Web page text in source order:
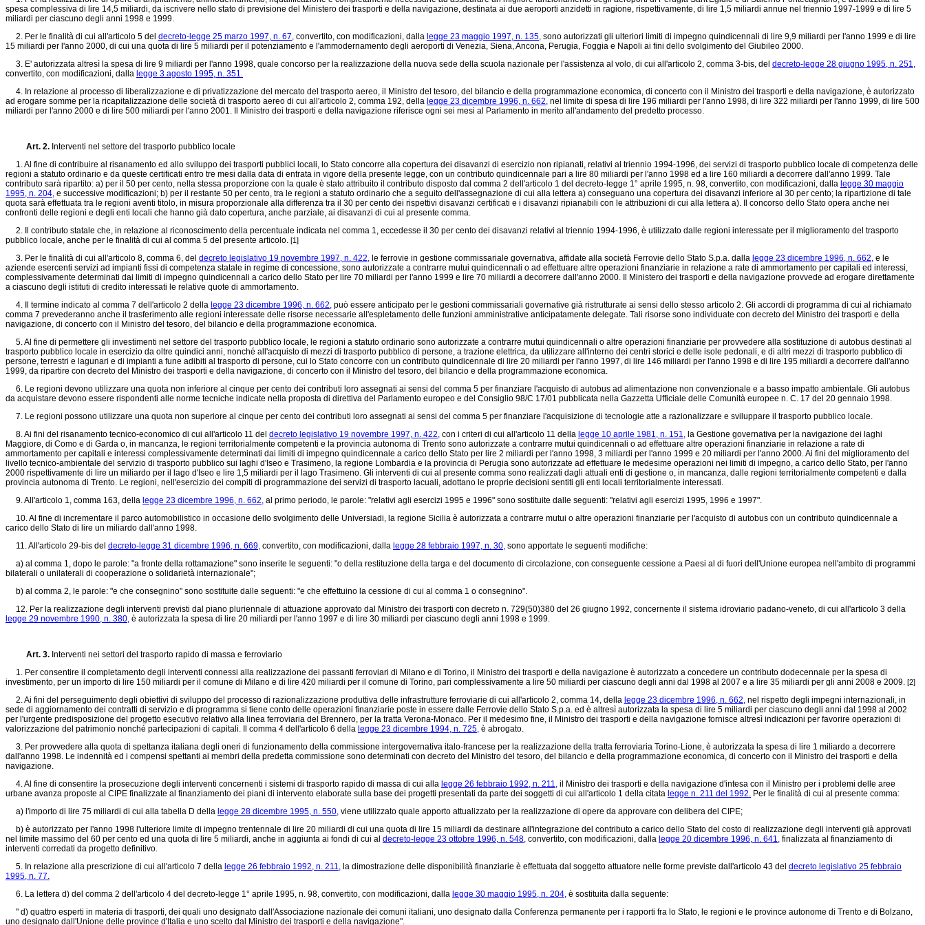
spesa complessiva di lire 14,5 miliardi, da iscrivere nello stato di previsione del Ministero dei trasporti e della navigazione, destinata ai due aeroporti anzidetti in ragione, rispettivamente, di lire 1,5 miliardi annue nel triennio 1997-1999 e di lire 5
miliardi per ciascuno degli anni 1998 e 1999.
2. Per le finalità di cui all'articolo 5 del decreto-legge 25 marzo 1997, n. 67, convertito, con modificazioni, dalla legge 23 maggio 1997, n. 135, sono autorizzati gli ulteriori limiti di impegno quindicennali di lire 9,9 miliardi per l'anno 1999 e di lire
15 miliardi per l'anno 2000, di cui una quota di lire 5 miliardi per il potenziamento e l'ammodernamento degli aeroporti di Venezia, Siena, Ancona, Perugia, Foggia e Napoli ai fini dello svolgimento del Giubileo 2000.
3. E' autorizzata altresì la spesa di lire 9 miliardi per l'anno 1998, quale concorso per la realizzazione della nuova sede della scuola nazionale per l'assistenza al volo, di cui all'articolo 2, comma 3-bis, del decreto-legge 28 giugno 1995, n. 251,
convertito, con modificazioni, dalla legge 3 agosto 1995, n. 351.
4. In relazione al processo di liberalizzazione e di privatizzazione del mercato del trasporto aereo, il Ministro del tesoro, del bilancio e della programmazione economica, di concerto con il Ministro dei trasporti e della navigazione, è autorizzato
ad erogare somme per la ricapitalizzazione delle società di trasporto aereo di cui all'articolo 2, comma 192, della legge 23 dicembre 1996, n. 662, nel limite di spesa di lire 196 miliardi per l'anno 1998, di lire 322 miliardi per l'anno 1999, di lire 500
miliardi per l'anno 2000 e di lire 500 miliardi per l'anno 2001. Il Ministro dei trasporti e della navigazione riferisce ogni sei mesi al Parlamento in merito all'andamento del predetto processo.
Art. 2. Interventi nel settore del trasporto pubblico locale
1. Al fine di contribuire al risanamento ed allo sviluppo dei trasporti pubblici locali, lo Stato concorre alla copertura dei disavanzi di esercizio non ripianati, relativi al triennio 1994-1996, dei servizi di trasporto pubblico locale di competenza delle
regioni a statuto ordinario e da queste certificati entro tre mesi dalla data di entrata in vigore della presente legge, con un contributo quindicennale pari a lire 80 miliardi per l'anno 1998 ed a lire 160 miliardi a decorrere dall'anno 1999. Tale
contributo sarà ripartito: a) per il 50 per cento, nella stessa proporzione con la quale è stato attribuito il contributo disposto dal comma 2 dell'articolo 1 del decreto-legge 1° aprile 1995, n. 98, convertito, con modificazioni, dalla legge 30 maggio
1995, n. 204, e successive modificazioni; b) per il restante 50 per cento, tra le regioni a statuto ordinario che a seguito dell'assegnazione di cui alla lettera a) conseguano una copertura dei disavanzi inferiore al 30 per cento; la ripartizione di tale
quota sarà effettuata tra le regioni aventi titolo, in misura proporzionale alla differenza tra il 30 per cento dei rispettivi disavanzi certificati e i disavanzi ripianabili con le attribuzioni di cui alla lettera a). Il concorso dello Stato opera anche nei
confronti delle regioni e degli enti locali che hanno già dato copertura, anche parziale, ai disavanzi di cui al presente comma.
2. Il contributo statale che, in relazione al riconoscimento della percentuale indicata nel comma 1, eccedesse il 30 per cento dei disavanzi relativi al triennio 1994-1996, è utilizzato dalle regioni interessate per il miglioramento del trasporto
pubblico locale, anche per le finalità di cui al comma 5 del presente articolo. [1]
3. Per le finalità di cui all'articolo 8, comma 6, del decreto legislativo 19 novembre 1997, n. 422, le ferrovie in gestione commissariale governativa, affidate alla società Ferrovie dello Stato S.p.a. dalla legge 23 dicembre 1996, n. 662, e le
aziende esercenti servizi ad impianti fissi di competenza statale in regime di concessione, sono autorizzate a contrarre mutui quindicennali o ad effettuare altre operazioni finanziarie in relazione a rate di ammortamento per capitali ed interessi,
complessivamente determinati dai limiti di impegno quindicennali a carico dello Stato per lire 70 miliardi per l'anno 1999 e lire 70 miliardi a decorrere dall'anno 2000. Il Ministero dei trasporti e della navigazione provvede ad erogare direttamente
a ciascuno degli istituti di credito interessati le relative quote di ammortamento.
4. Il termine indicato al comma 7 dell'articolo 2 della legge 23 dicembre 1996, n. 662, può essere anticipato per le gestioni commissariali governative già ristrutturate ai sensi dello stesso articolo 2. Gli accordi di programma di cui al richiamato
comma 7 prevederanno anche il trasferimento alle regioni interessate delle risorse necessarie all'espletamento delle funzioni amministrative anticipatamente delegate. Tali risorse sono individuate con decreto del Ministro dei trasporti e della
navigazione, di concerto con il Ministro del tesoro, del bilancio e della programmazione economica.
5. Al fine di permettere gli investimenti nel settore del trasporto pubblico locale, le regioni a statuto ordinario sono autorizzate a contrarre mutui quindicennali o altre operazioni finanziarie per provvedere alla sostituzione di autobus destinati al
trasporto pubblico locale in esercizio da oltre quindici anni, nonché all'acquisto di mezzi di trasporto pubblico di persone, a trazione elettrica, da utilizzare all'interno dei centri storici e delle isole pedonali, e di altri mezzi di trasporto pubblico di
persone, terrestri e lagunari e di impianti a fune adibiti al trasporto di persone, cui lo Stato concorre con un contributo quindicennale di lire 20 miliardi per l'anno 1997, di lire 146 miliardi per l'anno 1998 e di lire 195 miliardi a decorrere dall'anno
1999, da ripartire con decreto del Ministro dei trasporti e della navigazione, di concerto con il Ministro del tesoro, del bilancio e della programmazione economica.
6. Le regioni devono utilizzare una quota non inferiore al cinque per cento dei contributi loro assegnati ai sensi del comma 5 per finanziare l'acquisto di autobus ad alimentazione non convenzionale e a basso impatto ambientale. Gli autobus
da acquistare devono essere rispondenti alle norme tecniche indicate nella proposta di direttiva del Parlamento europeo e del Consiglio 98/C 17/01 pubblicata nella Gazzetta Ufficiale delle Comunità europee n. C. 17 del 20 gennaio 1998.
7. Le regioni possono utilizzare una quota non superiore al cinque per cento dei contributi loro assegnati ai sensi del comma 5 per finanziare l'acquisizione di tecnologie atte a razionalizzare e sviluppare il trasporto pubblico locale.
8. Ai fini del risanamento tecnico-economico di cui all'articolo 11 del decreto legislativo 19 novembre 1997, n. 422, con i criteri di cui all'articolo 11 della legge 10 aprile 1981, n. 151, la Gestione governativa per la navigazione dei laghi
Maggiore, di Como e di Garda o, in mancanza, le regioni territorialmente competenti e la provincia autonoma di Trento sono autorizzate a contrarre mutui quindicennali o ad effettuare altre operazioni finanziarie in relazione a rate di
ammortamento per capitali e interessi complessivamente determinati dai limiti di impegno quindicennale a carico dello Stato per lire 2 miliardi per l'anno 1998, 3 miliardi per l'anno 1999 e 20 miliardi per l'anno 2000. Ai fini del miglioramento del
livello tecnico-ambientale del servizio di trasporto pubblico sui laghi d'Iseo e Trasimeno, la regione Lombardia e la provincia di Perugia sono autorizzate ad effettuare le medesime operazioni nei limiti di impegno, a carico dello Stato, per l'anno
2000 rispettivamente di lire un miliardo per il lago d'Iseo e lire 1,5 miliardi per il lago Trasimeno. Gli interventi di cui al presente comma sono realizzati dagli attuali enti di gestione o, in mancanza, dalle regioni territorialmente competenti e dalla
provincia autonoma di Trento. Le regioni, nell'esercizio dei compiti di programmazione dei servizi di trasporto lacuali, adottano le proprie decisioni sentiti gli enti locali territorialmente interessati.
9. All'articolo 1, comma 163, della legge 23 dicembre 1996, n. 662, al primo periodo, le parole: "relativi agli esercizi 1995 e 1996" sono sostituite dalle seguenti: "relativi agli esercizi 1995, 1996 e 1997".
10. Al fine di incrementare il parco automobilistico in occasione dello svolgimento delle Universiadi, la regione Sicilia è autorizzata a contrarre mutui o altre operazioni finanziarie per l'acquisto di autobus con un contributo quindicennale a
carico dello Stato di lire un miliardo dall'anno 1998.
11. All'articolo 29-bis del decreto-legge 31 dicembre 1996, n. 669, convertito, con modificazioni, dalla legge 28 febbraio 1997, n. 30, sono apportate le seguenti modifiche:
a) al comma 1, dopo le parole: "a fronte della rottamazione" sono inserite le seguenti: "o della restituzione della targa e del documento di circolazione, con conseguente cessione a Paesi al di fuori dell'Unione europea nell'ambito di programmi
bilaterali o unilaterali di cooperazione o solidarietà internazionale";
b) al comma 2, le parole: "e che consegnino" sono sostituite dalle seguenti: "e che effettuino la cessione di cui al comma 1 o consegnino".
12. Per la realizzazione degli interventi previsti dal piano pluriennale di attuazione approvato dal Ministro dei trasporti con decreto n. 729(50)380 del 26 giugno 1992, concernente il sistema idroviario padano-veneto, di cui all'articolo 3 della
legge 29 novembre 1990, n. 380, è autorizzata la spesa di lire 20 miliardi per l'anno 1997 e di lire 30 miliardi per ciascuno degli anni 1998 e 1999.
Art. 3. Interventi nei settori del trasporto rapido di massa e ferroviario
1. Per consentire il completamento degli interventi connessi alla realizzazione dei passanti ferroviari di Milano e di Torino, il Ministro dei trasporti e della navigazione è autorizzato a concedere un contributo dodecennale per la spesa di
investimento, per un importo di lire 150 miliardi per il comune di Milano e di lire 420 miliardi per il comune di Torino, pari complessivamente a lire 50 miliardi per ciascuno degli anni dal 1998 al 2007 e a lire 35 miliardi per gli anni 2008 e 2009. [2]
2. Ai fini del perseguimento degli obiettivi di sviluppo del processo di razionalizzazione produttiva delle infrastrutture ferroviarie di cui all'articolo 2, comma 14, della legge 23 dicembre 1996, n. 662, nel rispetto degli impegni internazionali, in
sede di aggiornamento dei contratti di servizio e di programma si tiene conto delle operazioni finanziarie poste in essere dalle Ferrovie dello Stato S.p.a. ed è altresì autorizzata la spesa di lire 5 miliardi per ciascuno degli anni dal 1998 al 2002
per l'urgente predisposizione del progetto esecutivo relativo alla linea ferroviaria del Brennero, per la tratta Verona-Monaco. Per il medesimo fine, il Ministro dei trasporti e della navigazione fornisce altresì indicazioni per favorire operazioni di
valorizzazione del patrimonio nonché partecipazioni di capitali. Il comma 4 dell'articolo 6 della legge 23 dicembre 1994, n. 725, è abrogato.
3. Per provvedere alla quota di spettanza italiana degli oneri di funzionamento della commissione intergovernativa italo-francese per la realizzazione della tratta ferroviaria Torino-Lione, è autorizzata la spesa di lire 1 miliardo a decorrere
dall'anno 1998. Le indennità ed i compensi spettanti ai membri della predetta commissione sono determinati con decreto del Ministro del tesoro, del bilancio e della programmazione economica, di concerto con il Ministro dei trasporti e della
navigazione.
4. Al fine di consentire la prosecuzione degli interventi concernenti i sistemi di trasporto rapido di massa di cui alla legge 26 febbraio 1992, n. 211, il Ministro dei trasporti e della navigazione d'intesa con il Ministro per i problemi delle aree
urbane avanza proposte al CIPE finalizzate al finanziamento dei piani di intervento elaborate sulla base dei progetti presentati da parte dei soggetti di cui all'articolo 1 della citata legge n. 211 del 1992. Per le finalità di cui al presente comma:
a) l'importo di lire 75 miliardi di cui alla tabella D della legge 28 dicembre 1995, n. 550, viene utilizzato quale apporto attualizzato per la realizzazione di opere da approvare con delibera del CIPE;
b) è autorizzato per l'anno 1998 l'ulteriore limite di impegno trentennale di lire 20 miliardi di cui una quota di lire 15 miliardi da destinare all'integrazione del contributo a carico dello Stato del costo di realizzazione degli interventi già approvati
nel limite massimo del 60 per cento ed una quota di lire 5 miliardi, anche in aggiunta ai fondi di cui al decreto-legge 23 ottobre 1996, n. 548, convertito, con modificazioni, dalla legge 20 dicembre 1996, n. 641, finalizzata al finanziamento di
interventi corredati da progetto definitivo.
5. In relazione alla prescrizione di cui all'articolo 7 della legge 26 febbraio 1992, n. 211, la dimostrazione delle disponibilità finanziarie è effettuata dal soggetto attuatore nelle forme previste dall'articolo 43 del decreto legislativo 25 febbraio
1995, n. 77.
6. La lettera d) del comma 2 dell'articolo 4 del decreto-legge 1° aprile 1995, n. 98, convertito, con modificazioni, dalla legge 30 maggio 1995, n. 204, è sostituita dalla seguente:
" d) quattro esperti in materia di trasporti, dei quali uno designato dall'Associazione nazionale dei comuni italiani, uno designato dalla Conferenza permanente per i rapporti fra lo Stato, le regioni e le province autonome di Trento e di Bolzano,
uno designato dall'Unione delle province d'Italia e uno scelto dal Ministro dei trasporti e della navigazione".